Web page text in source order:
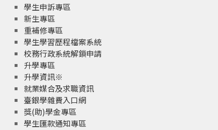
學生申訴專區
新生專區
重補修專區
學生學習歷程檔案系統
校務行政系統解鎖申請
升學專區
升學資訊※
就業媒合及求職資訊
臺銀學雜費入口網
獎(助)學金專區
學生匯款通知專區